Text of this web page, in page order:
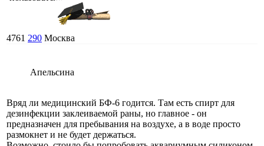
4761 290 Москва
Апельсина
Вряд ли медицинский БФ-6 годится. Там есть спирт для
дезинфекции заклеиваемой раны, но главное - он
предназначен для пребывания на воздухе, а в воде просто
размокнет и не будет держаться.